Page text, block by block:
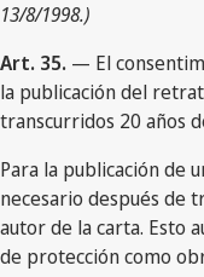
13/8/1998.)
Art. 35. — El
la publicación del
transcurridos 20 años
Para la publicación de
necesario después de
autor de la carta. Esto
de protección como